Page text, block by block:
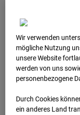
Wir verwenden
mögliche Nutzung
unsere Website
werden von uns
personenbezogene
Durch Cookies
ein anderes Land